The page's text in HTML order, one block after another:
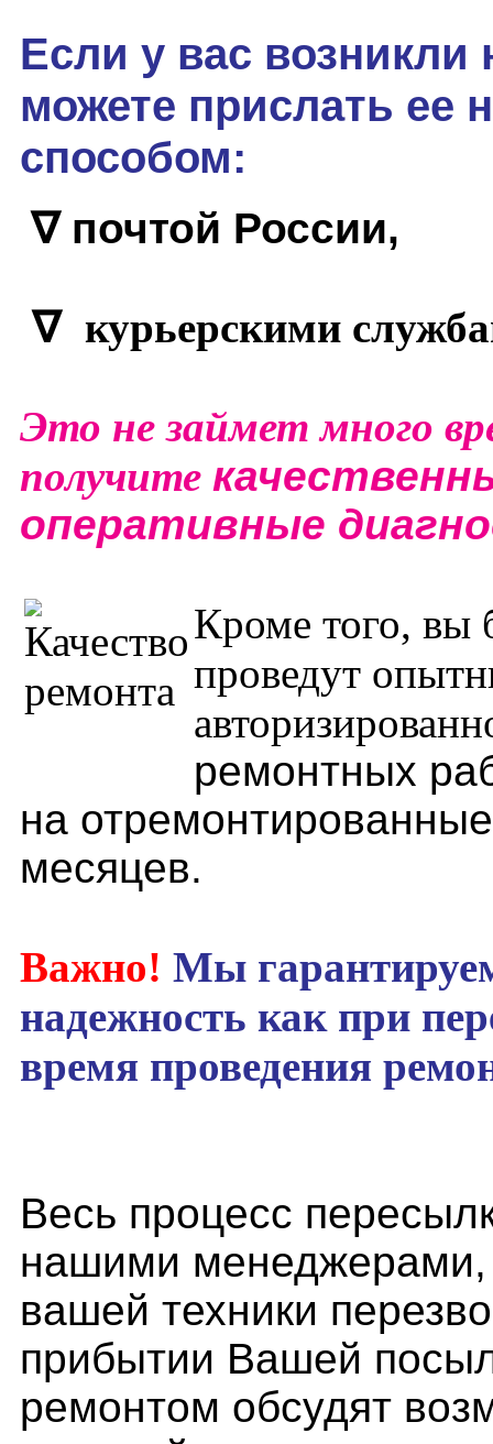
Если у вас возникли
можете прислать
способом:
∇ почтой России,
∇ курьерскими
Это не займет много
получите
оперативные
Кроме того, вы
проведут
ремонтных
на
месяцев.
Важно! Мы
надежность как при
время проведения
Весь процесс
нашими менеджерами,
вашей техники
прибытии Вашей
ремонтом обсудят